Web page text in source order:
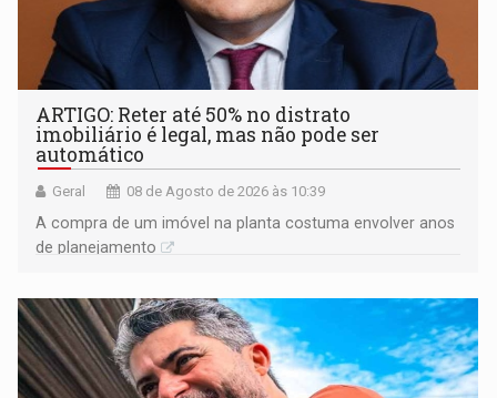
ARTIGO: Reter até 50% no distrato
imobiliário é legal, mas não pode ser
automático
Geral 08 de Agosto de 2026 às 10:39
A compra de um imóvel na planta costuma envolver anos
de planejamento